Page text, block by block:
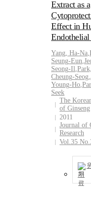
Extract as a
Effect in
Yang, Ha-Na,
Seung-Eun,
Seong-Il,
Cheung-Seog,
Young-Ho,
Seek
The
of Ginseng
2011
Journal of
Research
Vol.35
기